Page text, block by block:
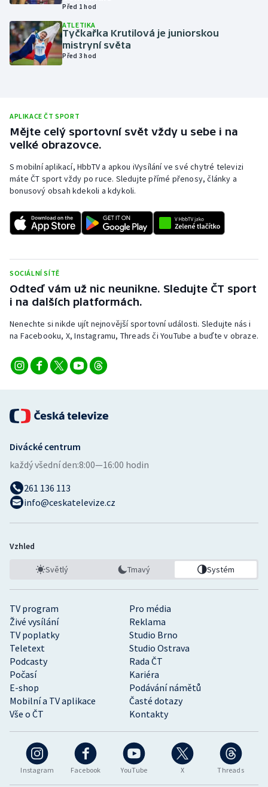
Parasport
Plavání
Ragby
Rychlobruslení
Rychlostní kanoistika
Sportovní střelba
Stolní tenis
Triatlon
Volejbal
Před 1 hod
ATLETIKA
Tyčkařka Krutilová je juniorskou
mistryní světa
Před 3 hod
APLIKACE ČT SPORT
Mějte celý sportovní svět vždy u sebe i na
velké obrazovce.
S mobilní aplikací, HbbTV a apkou iVysílání ve své chytré televizi
máte ČT sport vždy po ruce. Sledujte přímé přenosy, články a
bonusový obsah kdekoli a kdykoli.
SOCIÁLNÍ SÍTĚ
Odteď vám už nic neunikne. Sledujte ČT sport
i na dalších platformách.
Nenechte si nikde ujít nejnovější sportovní události. Sledujte nás i
na Facebooku, X, Instagramu, Threads či YouTube a buďte v obraze.
Instagram Facebook YouTube X Threads
TV program
Pro média
Živé vysílání
Reklama
TV poplatky
Studio Brno
Teletext
Studio Ostrava
Podcasty
Rada ČT
Počasí
Kariéra
E-shop
Podávání námětů
Mobilní a TV aplikace
Časté dotazy
Vše o ČT
Kontakty
Divácké centrum
každý všední den:8:00—16:00 hodin
261 136 113
info@ceskatelevize.cz
Vzhled
Světlý Tmavý Systém